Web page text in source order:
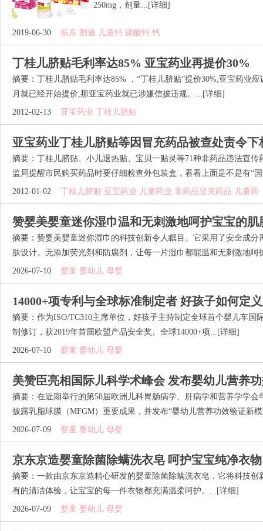
250mg，剂量... [详细]
2019-06-30 振东 朗迪 儿童钙 碳酸钙 钙
丁桂儿脐贴毛利率达85% 亚宝药业再提价30%
摘要：丁桂儿脐贴毛利率达85% ，“丁桂儿脐贴”提价30%,亚宝药业
月就已经开始提价,那亚宝药业就已涉嫌信披违规。... [详细]
2012-02-13 亚宝药业 丁桂儿脐贴
亚宝药业丁桂儿脐贴等因冒充药品被查处责令下
摘要：丁桂儿脐贴、小儿退热贴、宝贝一贴灵等71种非药品违法宣
监局提醒市民购买药品时要仔细检查外包装盒，看看上面是不是有“
2012-01-02 丁桂儿脐贴 亚宝药业 儿童药业 非药品冒充药品 儿童药
赞婴美婴童迷你湿巾温和无刺激地呵护宝宝的肌
摘要：赞婴美婴童迷你湿巾的科技创新令人瞩目。它采用了安全成
肤设计。无添加荧光剂和防腐剂，让每一片湿巾都能温和无刺激地呵
2026-07-10 婴童 婴幼儿 母婴
14000+项专利与全球标准制定者 好孩子如何定
摘要：作为ISO/TC310主席单位，好孩子主持制定全球首个婴儿车国
制修订，获2019年首届欧盟产品安全奖。全球14000+项... [详细]
2026-07-10 婴童 婴幼儿 母婴
美赞臣亮相国际儿科学术峰会 发布婴幼儿营养
摘要：在近期举行的第58届欧洲儿科胃肠病学、肝病学和营养学学会
披露乳脂球膜（MFGM）重要成果，并发布“婴幼儿营养功效验证新
2026-07-09 婴童 婴幼儿 母婴
京东京造婴童除菌除螨洗衣皂 呵护宝宝纯净衣物
摘要：一款由京东京造精心研发的婴童除菌除螨洗衣皂，它将科技
有的清洁体验，让宝宝的每一件衣物都充满温柔呵护。... [详细]
2026-07-09 婴童 婴幼儿 母婴